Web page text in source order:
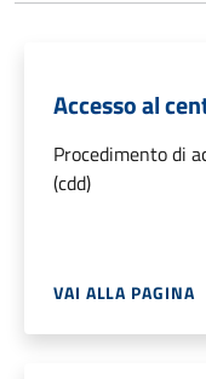
Accesso al
Procedimento di
(cdd)
VAI ALLA PAGINA